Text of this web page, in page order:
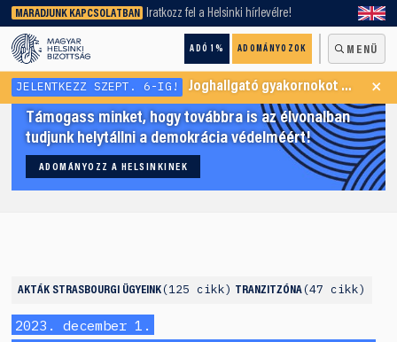
MARADJUNK KAPCSOLATBAN Iratkozz fel a Helsinki hírlevélre!
ADÓ 1% ADOMÁNYOZOK MENÜ
keresőnket!
JELENTKEZZ SZEPT. 6-IG! Joghallgató gyakornokot keresünk Menekültügyi Programunkba ×
Támogass minket, hogy továbbra is az élvonalban
tudjunk helytállni a demokrácia védelméért!
ADOMÁNYOZZ A HELSINKINEK
AKTÁK STRASBOURGI ÜGYEINK 125 cikk TRANZITZÓNA 47 cikk
2023. december 1.